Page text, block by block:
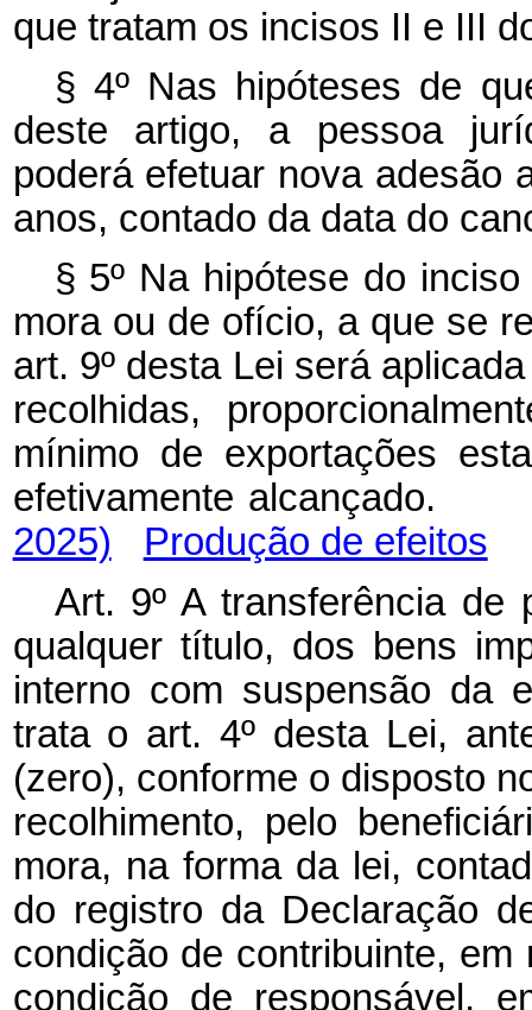
que tratam os incisos II e III
§ 4º Nas hipóteses de
deste artigo, a pessoa
poderá efetuar nova adesão
anos, contado da data do
§ 5º Na hipótese do
mora ou de ofício, a que se
art. 9º desta Lei será
recolhidas,
mínimo de exportações
efetivamente
2025)
Produção de efeitos
Art. 9º A transferência
qualquer título, dos bens
interno com suspensão da
trata o art. 4º desta Lei,
(zero), conforme o disposto
recolhimento, pelo
mora, na forma da lei,
do registro da Declaração
condição de contribuinte,
condição de responsável,